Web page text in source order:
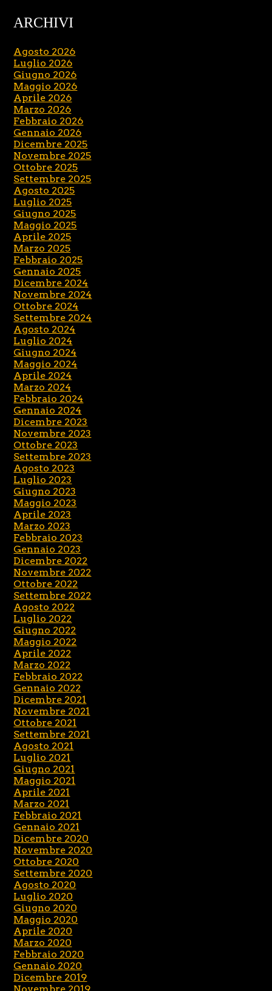
ARCHIVI
Agosto 2026
Luglio 2026
Giugno 2026
Maggio 2026
Aprile 2026
Marzo 2026
Febbraio 2026
Gennaio 2026
Dicembre 2025
Novembre 2025
Ottobre 2025
Settembre 2025
Agosto 2025
Luglio 2025
Giugno 2025
Maggio 2025
Aprile 2025
Marzo 2025
Febbraio 2025
Gennaio 2025
Dicembre 2024
Novembre 2024
Ottobre 2024
Settembre 2024
Agosto 2024
Luglio 2024
Giugno 2024
Maggio 2024
Aprile 2024
Marzo 2024
Febbraio 2024
Gennaio 2024
Dicembre 2023
Novembre 2023
Ottobre 2023
Settembre 2023
Agosto 2023
Luglio 2023
Giugno 2023
Maggio 2023
Aprile 2023
Marzo 2023
Febbraio 2023
Gennaio 2023
Dicembre 2022
Novembre 2022
Ottobre 2022
Settembre 2022
Agosto 2022
Luglio 2022
Giugno 2022
Maggio 2022
Aprile 2022
Marzo 2022
Febbraio 2022
Gennaio 2022
Dicembre 2021
Novembre 2021
Ottobre 2021
Settembre 2021
Agosto 2021
Luglio 2021
Giugno 2021
Maggio 2021
Aprile 2021
Marzo 2021
Febbraio 2021
Gennaio 2021
Dicembre 2020
Novembre 2020
Ottobre 2020
Settembre 2020
Agosto 2020
Luglio 2020
Giugno 2020
Maggio 2020
Aprile 2020
Marzo 2020
Febbraio 2020
Gennaio 2020
Dicembre 2019